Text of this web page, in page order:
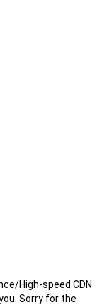
High-speed CDN
Sorry for the